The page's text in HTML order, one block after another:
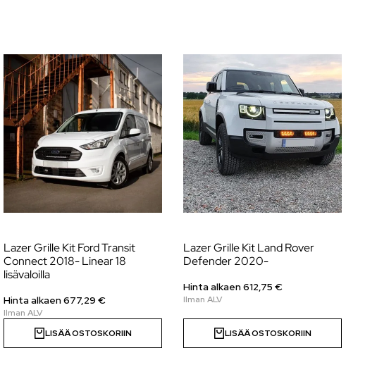
Lazer Grille Kit Ford Transit
Connect 2018- Linear 18
lisävaloilla
Hinta alkaen 677,29 €
LISÄÄ OSTOSKORIIN
Lazer Grille Kit Land Rover
Defender 2020-
Hinta alkaen612,75€
LISÄÄ OSTOSKORIIN